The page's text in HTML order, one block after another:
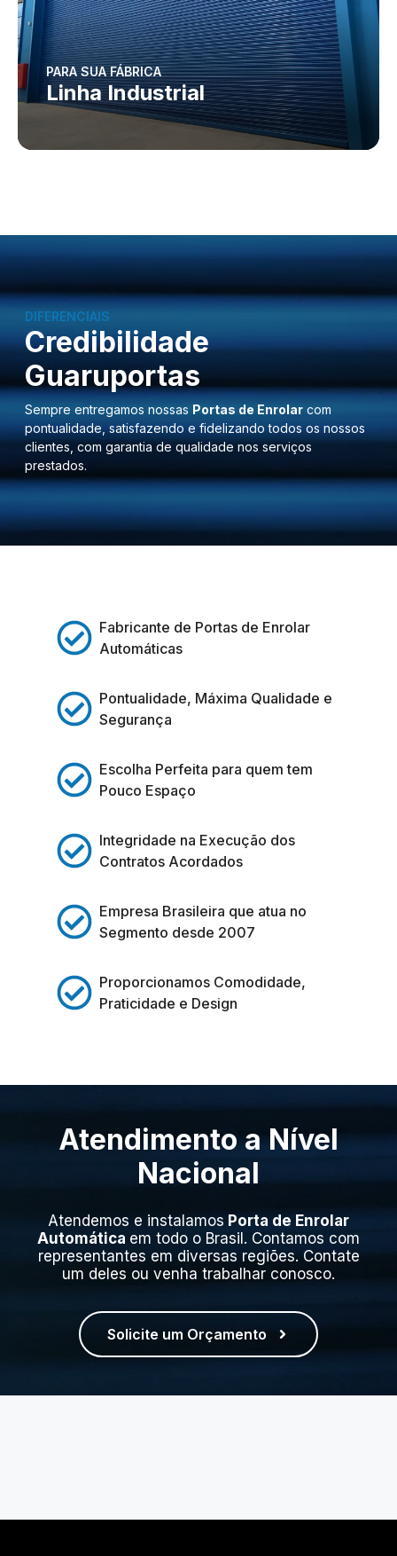
PARA SUA FÁBRICA
Linha Industrial
DIFERENCIAIS
Credibilidade
Guaruportas
Sempre entregamos nossas Portas de Enrolar com
pontualidade, satisfazendo e fidelizando todos os nossos
clientes, com garantia de qualidade nos serviços
prestados.
Fabricante de Portas de Enrolar
Automáticas
Pontualidade, Máxima Qualidade e
Segurança
Escolha Perfeita para quem tem
Pouco Espaço
Integridade na Execução dos
Contratos Acordados
Empresa Brasileira que atua no
Segmento desde 2007
Proporcionamos Comodidade,
Praticidade e Design
Atendimento a Nível
Nacional
Atendemos e instalamos Porta de Enrolar
Automática em todo o Brasil. Contamos com
representantes em diversas regiões. Contate
um deles ou venha trabalhar conosco.
Solicite um Orçamento